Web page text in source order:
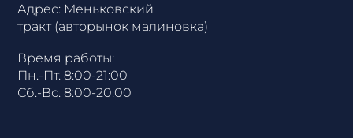
Адрес: Меньковский
тракт (авторынок малиновка)
Время работы:
Пн.-Пт. 8:00-21:00
Сб.-Вс. 8:00-20:00